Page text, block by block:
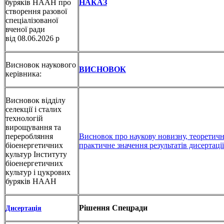
буряків НААН про
створення разової
спеціалізованої
вченої ради
від 08.06.2026 р
НАКАЗ
Висновок наукового
керівника:
ВИСНОВОК
Висновок відділу
селекції і сталих
технологій
вирощування та
переробляння
біоенергетичних
культур Інституту
біоенергетичних
культур і цукрових
буряків НААН
Висновок про наукову новизну,
практичне значення результатів дисертації
Дисертація Рішення Спецради